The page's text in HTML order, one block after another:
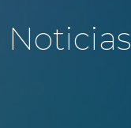
Noticias